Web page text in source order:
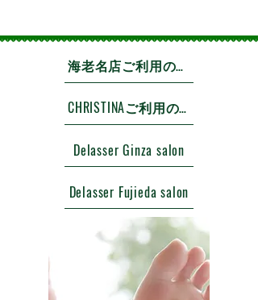
海老名店ご利用のお客様
CHRISTINAご利用のお客様
Delasser Ginza salon
Delasser Fujieda salon